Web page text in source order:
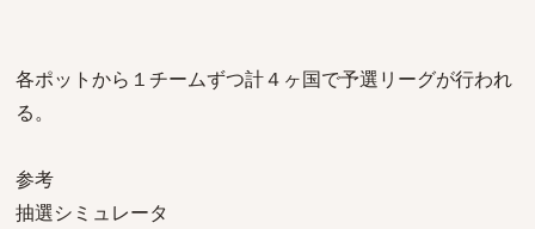
各ポットから１チームずつ計４ヶ国で予選リーグが行われ
る。
参考
抽選シミュレータ